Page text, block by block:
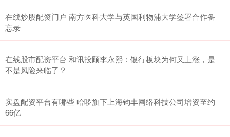
在线炒股配资门户 南方医科大学与英国利物浦大学签署合作备
忘录
在线股市配资平台 和讯投顾李永熙：银行板块为何又上涨，是
不是风险来临了？
实盘配资平台有哪些 哈啰旗下上海钧丰网络科技公司增资至约
66亿